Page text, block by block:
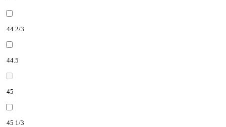
44 2/3
44.5
45
45 1/3